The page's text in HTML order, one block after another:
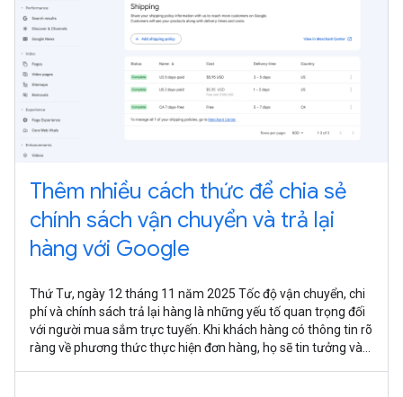
Thêm nhiều cách thức để chia sẻ
chính sách vận chuyển và trả lại
hàng với Google
Thứ Tư, ngày 12 tháng 11 năm 2025 Tốc độ vận chuyển, chi
phí và chính sách trả lại hàng là những yếu tố quan trọng đối
với người mua sắm trực tuyến. Khi khách hàng có thông tin rõ
ràng về phương thức thực hiện đơn hàng, họ sẽ tin tưởng và